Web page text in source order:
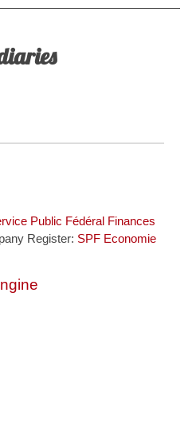
Public Fédéral Finances
Register: SPF Economie